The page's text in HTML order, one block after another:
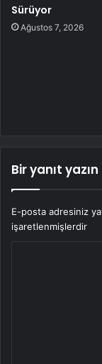
Sürüyor
Ağustos 7, 2026
Bir yanıt yazın
E-posta adresiniz
işaretlenmişlerdir